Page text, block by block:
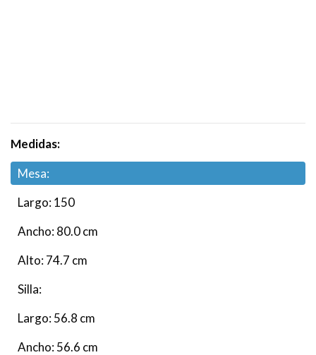
Medidas:
Mesa:
Largo: 150
Ancho: 80.0 cm
Alto: 74.7 cm
Silla:
Largo: 56.8 cm
Ancho: 56.6 cm